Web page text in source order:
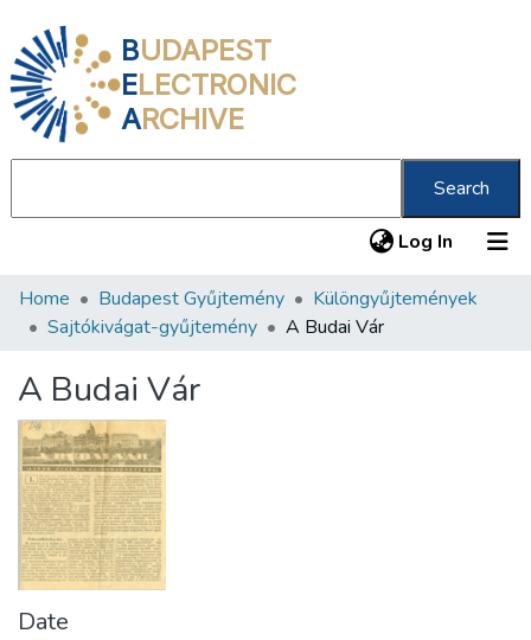
BUDAPEST
ELECTRONIC
ARCHIVE
Search
Log In (current)
Communities & Collections
Statistics
About us
Home Budapest Gyűjtemény
Különgyűjtemények
Sajtókivágat-gyűjtemény
A Budai Vár
A Budai Vár
Date